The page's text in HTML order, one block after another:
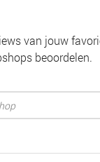
van jouw
beoordelen.